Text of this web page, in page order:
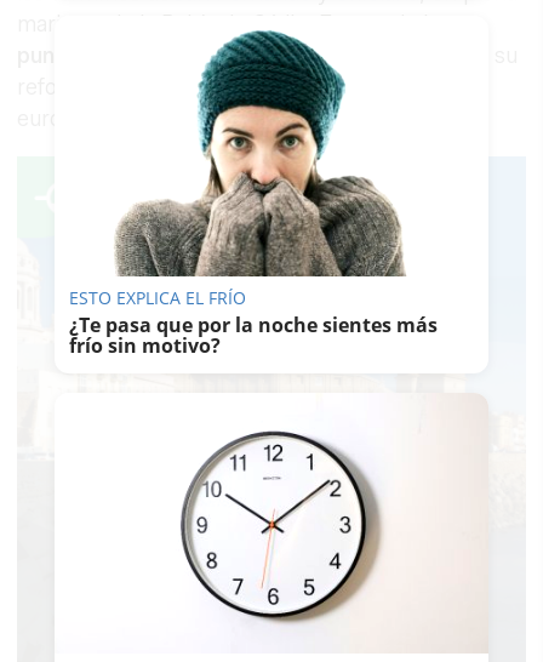
marisma de la Bahía de Cádiz. Es uno de los
puntos de mayor congestión de la provincia
reforma, presupuestada en 94,6 millones de
euros, lleva décadas reclamándose.
ESTO EXPLICA EL FRÍO
¿Te pasa que por la noche sientes más
frío sin motivo?